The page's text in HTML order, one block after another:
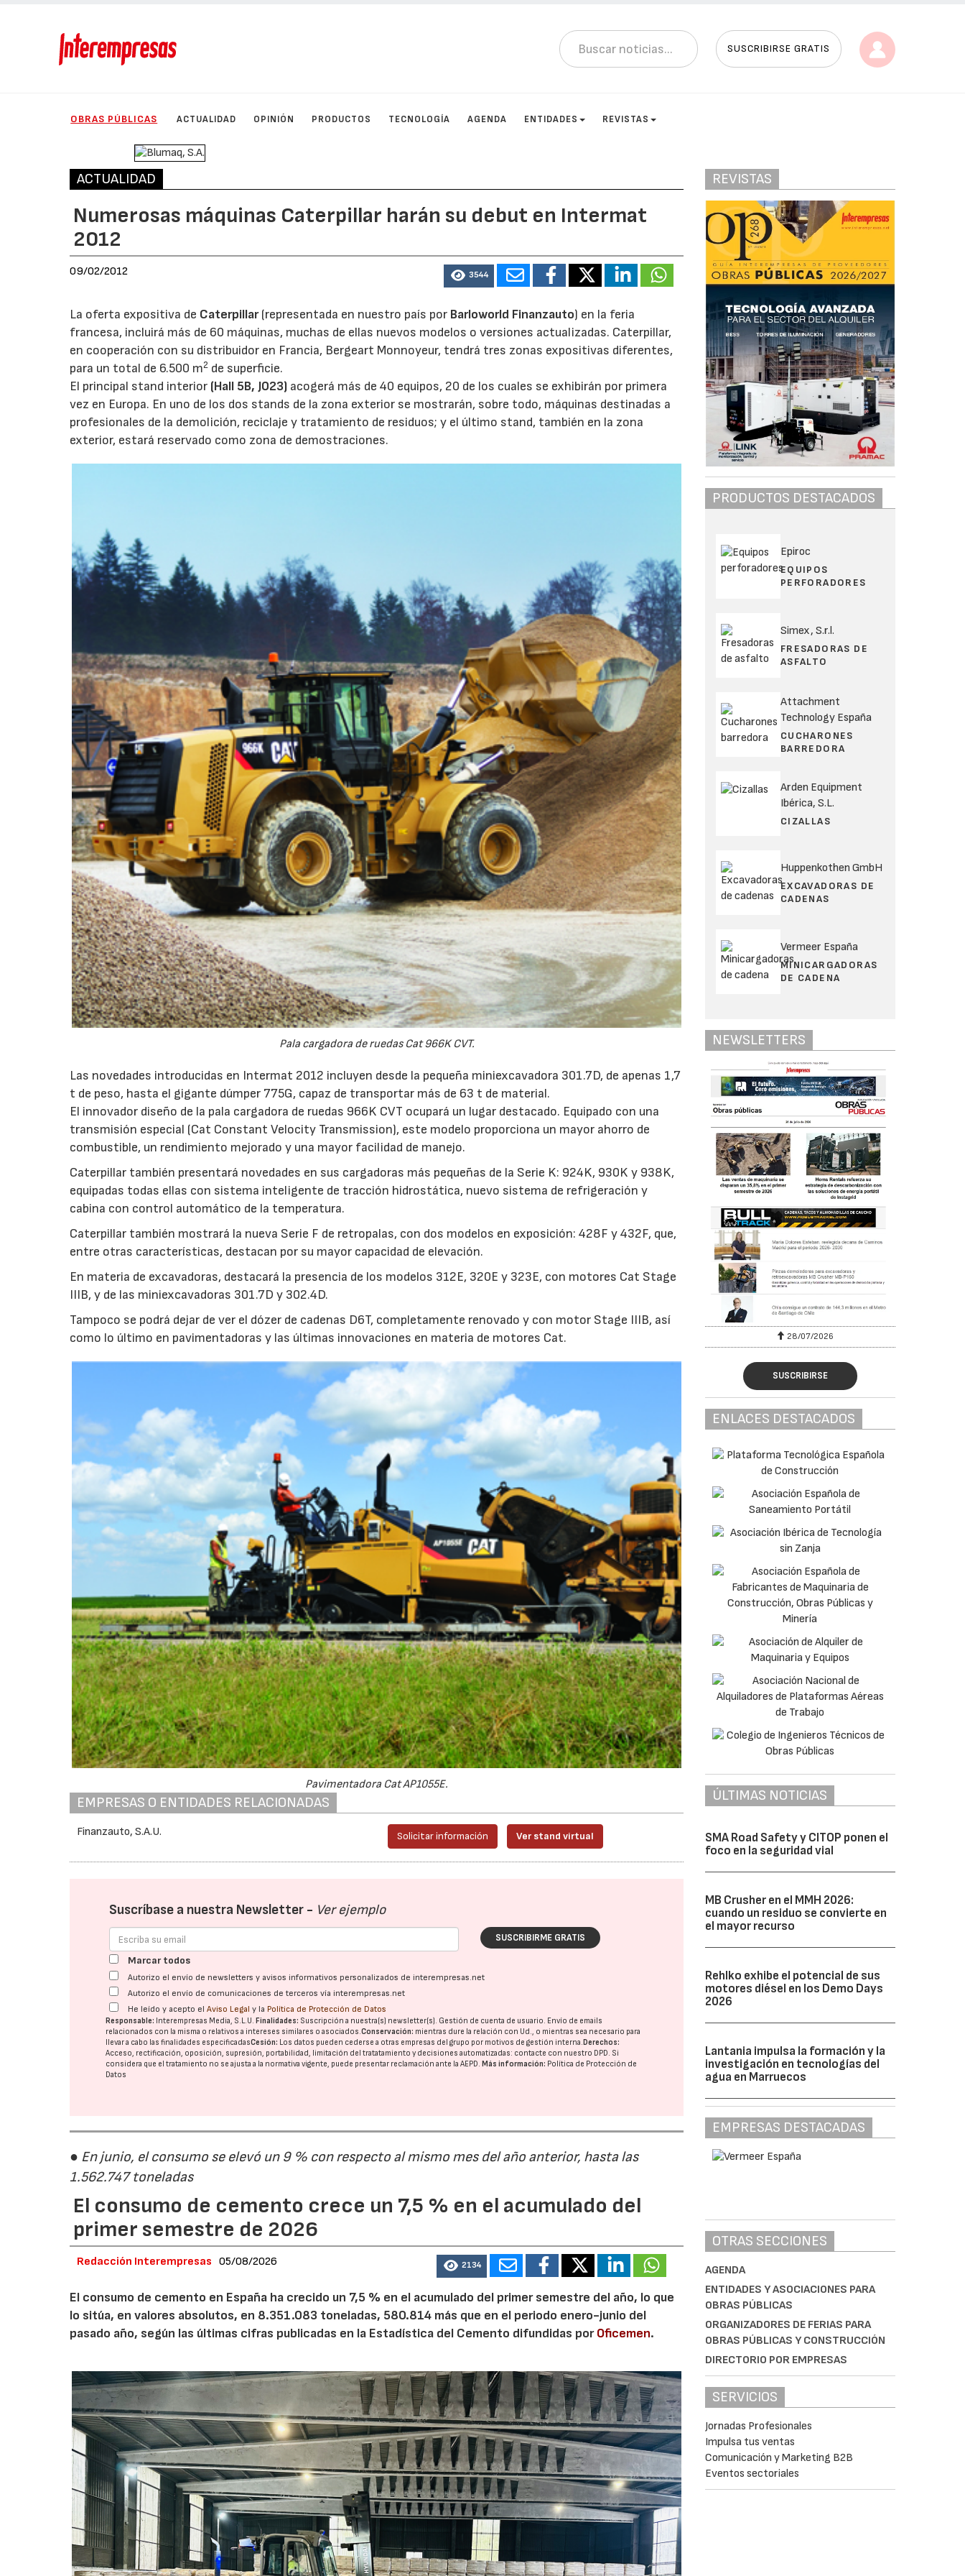
SUSCRIBIRSE GRATIS
OBRAS PÚBLICAS ACTUALIDAD OPINIÓN PRODUCTOS TECNOLOGÍA AGENDA ENTIDADES REVISTAS
ACTUALIDAD
Numerosas máquinas Caterpillar harán su debut en Intermat
2012
09/02/2012 3544
La oferta expositiva de Caterpillar(representada en nuestro país por Barloworld Finanzauto) en la feria
francesa, incluirá más de 60 máquinas, muchas de ellas nuevos modelos o versiones actualizadas. Caterpillar,
en cooperación con su distribuidor en Francia, Bergeart Monnoyeur, tendrá tres zonas expositivas diferentes,
para un total de 6.500 m2 de superficie.
El principal stand interior (Hall 5B, J023) acogerá más de 40 equipos, 20 de los cuales se exhibirán por primera
vez en Europa. En uno de los dos stands de la zona exterior se mostrarán, sobre todo, máquinas destinadas a
profesionales de la demolición, reciclaje y tratamiento de residuos; y el último stand, también en la zona
exterior, estará reservado como zona de demostraciones.
Pala cargadora de ruedas Cat 966K CVT.
Las novedades introducidas en Intermat 2012 incluyen desde la pequeña miniexcavadora 301.7D, de apenas 1,7
t de peso, hasta el gigante dúmper 775G, capaz de transportar más de 63 t de material.
El innovador diseño de la pala cargadora de ruedas 966K CVT ocupará un lugar destacado. Equipado con una
transmisión especial (Cat Constant Velocity Transmission), este modelo proporciona un mayor ahorro de
combustible, un rendimiento mejorado y una mayor facilidad de manejo.
Caterpillar también presentará novedades en sus cargadoras más pequeñas de la Serie K: 924K, 930K y 938K,
equipadas todas ellas con sistema inteligente de tracción hidrostática, nuevo sistema de refrigeración y
cabina con control automático de la temperatura.
Caterpillar también mostrará la nueva Serie F de retropalas, con dos modelos en exposición: 428F y 432F, que,
entre otras características, destacan por su mayor capacidad de elevación.
En materia de excavadoras, destacará la presencia de los modelos 312E, 320E y 323E, con motores Cat Stage
IIIB, y de las miniexcavadoras 301.7D y 302.4D.
Tampoco se podrá dejar de ver el dózer de cadenas D6T, completamente renovado y con motor Stage IIIB, así
como lo último en pavimentadoras y las últimas innovaciones en materia de motores Cat.
Pavimentadora Cat AP1055E.
EMPRESAS O ENTIDADES RELACIONADAS
Finanzauto, S.A.U. Solicitar información Ver stand virtual
Suscríbase a nuestra Newsletter - Ver ejemplo
SUSCRIBIRME GRATIS
Marcar todos
Autorizo el envío de newsletters y avisos informativos personalizados de interempresas.net
Autorizo el envío de comunicaciones de terceros vía interempresas.net
He leído y acepto elAviso Legal y la Política de Protección de Datos
Responsable: Interempresas Media, S.L.U.Finalidades: Suscripción a nuestra(s) newsletter(s). Gestión de cuenta de usuario. Envío de emails
relacionados con la misma o relativos a intereses similares o asociados.Conservación: mientras dure la relación con Ud., o mientras sea necesario para
llevar a cabo las finalidades especificadasCesión: Los datos pueden cederse a otras empresas del grupo por motivos de gestión interna.Derechos:
Acceso, rectificación, oposición, supresión, portabilidad, limitación del tratatamiento y decisiones automatizadas: contacte con nuestro DPD. Si
considera que el tratamiento no se ajusta a la normativa vigente, puede presentar reclamación ante laAEPD.Más información: Política de Protección de
Datos
● En junio, el consumo se elevó un 9 % con respecto al mismo mes del año anterior, hasta las
1.562.747 toneladas
El consumo de cemento crece un 7,5 % en el acumulado del
primer semestre de 2026
Redacción Interempresas 05/08/2026 2134
El consumo de cemento en España ha crecido un 7,5 % en el acumulado del primer semestre del año, lo que
lo sitúa, en valores absolutos, en 8.351.083 toneladas, 580.814 más que en el periodo enero-junio del
pasado año, según las últimas cifras publicadas en la Estadística del Cemento difundidas porOficemen.
REVISTAS
PRODUCTOS DESTACADOS
Epiroc
EQUIPOS
PERFORADORES
Simex, S.r.l.
FRESADORAS DE
ASFALTO
Attachment
Technology España
CUCHARONES
BARREDORA
Arden Equipment
Ibérica, S.L.
CIZALLAS
Huppenkothen GmbH
EXCAVADORAS DE
CADENAS
Vermeer España
MINICARGADORAS
DE CADENA
NEWSLETTERS
28/07/2026 28/07/2026
SUSCRIBIRSE
ENLACES DESTACADOS
ÚLTIMAS NOTICIAS
SMA Road Safety y CITOP ponen el
foco en la seguridad vial
MB Crusher en el MMH 2026:
cuando un residuo se convierte en
el mayor recurso
Rehlko exhibe el potencial de sus
motores diésel en los Demo Days
2026
Lantania impulsa la formación y la
investigación en tecnologías del
agua en Marruecos
EMPRESAS DESTACADAS
OTRAS SECCIONES
AGENDA
ENTIDADES Y ASOCIACIONES PARA
OBRAS PÚBLICAS
ORGANIZADORES DE FERIAS PARA
OBRAS PÚBLICAS Y CONSTRUCCIÓN
DIRECTORIO POR EMPRESAS
SERVICIOS
Jornadas Profesionales
Impulsa tus ventas
Comunicación y Marketing B2B
Eventos sectoriales